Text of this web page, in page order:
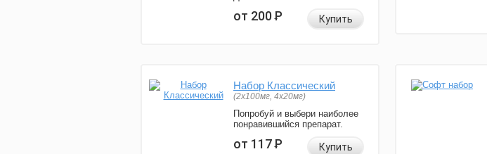
от 200Р Купить
Набор Классический
(2x100мг, 4x20мг)
Попробуй и выбери наиболее
понравившийся препарат.
от 117Р Купить